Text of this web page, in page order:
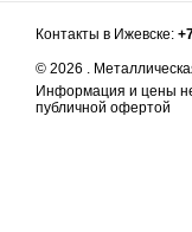
Контакты в Ижевске:
© 2026 .
Информация и цены
публичной офертой